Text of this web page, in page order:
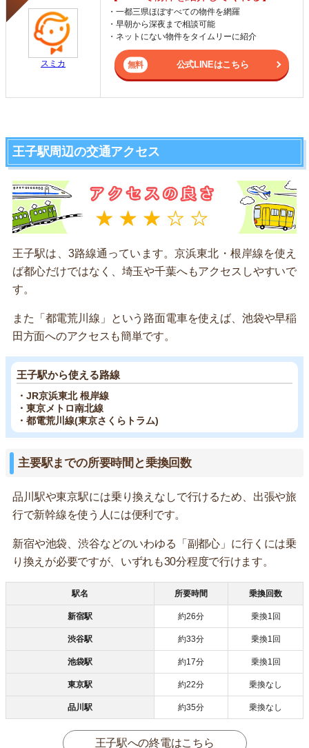
スミカ
・一都三県ほぼすべての物件を網羅
・早朝から深夜まで相談可能
・ネットにない物件をタイムリーに紹介
公式LINEはこちら
王子駅周辺の交通アクセス
王子駅は、3路線通っています。京浜東北・根岸線を使え
ば都心だけではなく、埼玉や千葉へもアクセスしやすいで
す。
また「都電荒川線」という路面電車を使えば、池袋や早稲
田方面へのアクセスも簡単です。
王子駅から使える路線
・JR京浜東北 根岸線
・東京メトロ南北線
・都電荒川線(東京さくらトラム)
主要駅までの所要時間と乗換回数
品川駅や東京駅には乗り換えなしで行けるため、出張や旅
行で新幹線を使う人には便利です。
新宿や池袋、渋谷などのいわゆる「副都心」に行くには乗
り換えが必要ですが、いずれも30分程度で行けます。
駅名 所要時間 乗換回数
新宿駅 約26分 乗換1回
渋谷駅 約33分 乗換1回
池袋駅 約17分 乗換1回
東京駅 約22分 乗換なし
品川駅 約35分 乗換なし
王子駅への終電はこちら